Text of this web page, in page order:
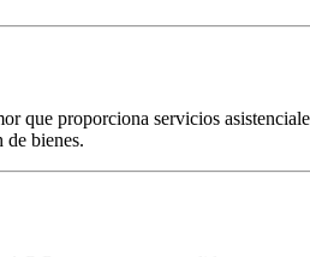
que proporciona servicios
bienes.